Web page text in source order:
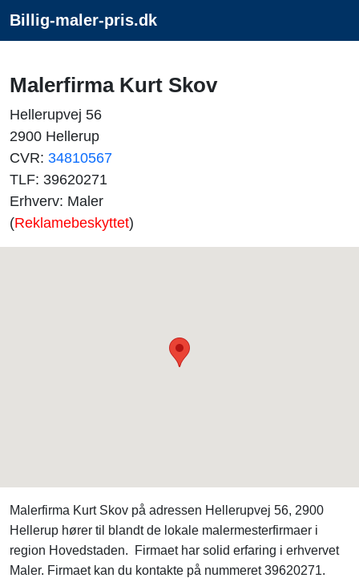
Billig-maler-pris.dk
Malerfirma Kurt Skov
Hellerupvej 56
2900 Hellerup
CVR: 34810567
TLF: 39620271
Erhverv: Maler
(Reklamebeskyttet)
Malerfirma Kurt Skov på adressen Hellerupvej 56, 2900
Hellerup hører til blandt de lokale malermesterfirmaer i
region Hovedstaden. Firmaet har solid erfaring i erhvervet
Maler. Firmaet kan du kontakte på nummeret 39620271.